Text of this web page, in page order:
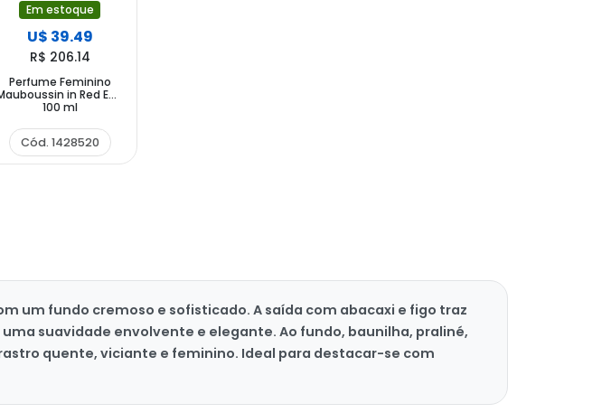
Em estoque
U$ 39.49
R$ 206.14
Perfume Feminino
in Red EDP
100 ml
Cód. 1428520
um fundo cremoso e sofisticado. A saída com abacaxi e figo traz
suavidade envolvente e elegante. Ao fundo, baunilha, praliné,
quente, viciante e feminino. Ideal para destacar-se com